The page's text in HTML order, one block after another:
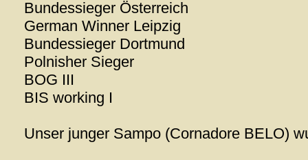
Bundessieger Österreich
German Winner Leipzig
Bundessieger Dortmund
Polnisher Sieger
BOG III
BIS working I
Unser junger Sampo (Cornadore BELO)